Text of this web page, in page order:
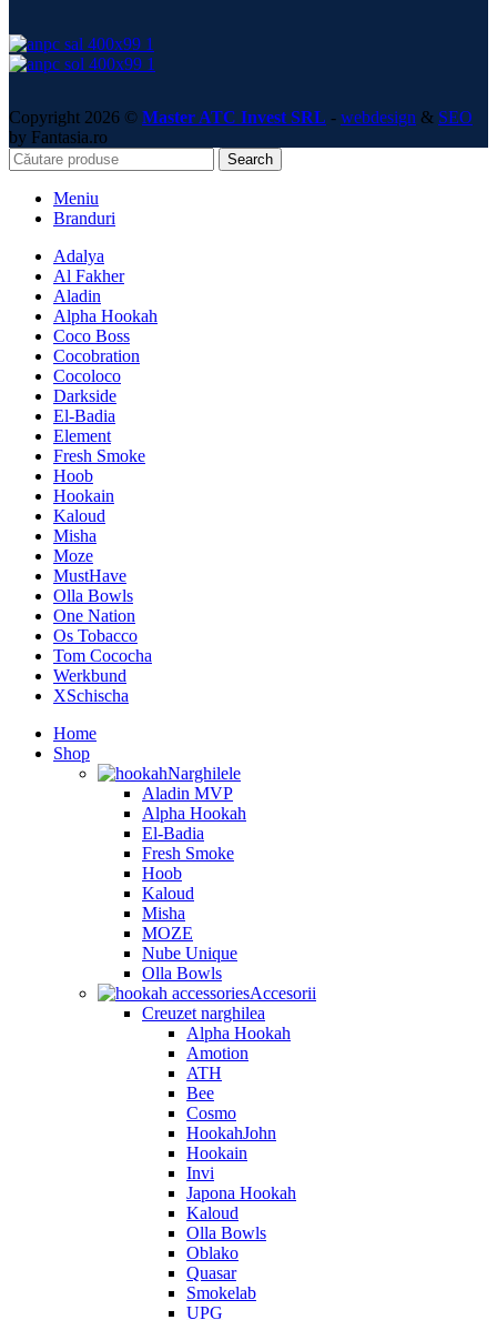
Copyright 2026 © Master ATC Invest SRL - webdesign & SEO
by Fantasia.ro
Search
Meniu
Branduri
Adalya
Al Fakher
Aladin
Alpha Hookah
Coco Boss
Cocobration
Cocoloco
Darkside
El-Badia
Element
Fresh Smoke
Hoob
Hookain
Kaloud
Misha
Moze
MustHave
Olla Bowls
One Nation
Os Tobacco
Tom Cococha
Werkbund
XSchischa
Home
Shop
Narghilele
Aladin MVP
Alpha Hookah
El-Badia
Fresh Smoke
Hoob
Kaloud
Misha
MOZE
Nube Unique
Olla Bowls
Accesorii
Creuzet narghilea
Alpha Hookah
Amotion
ATH
Bee
Cosmo
HookahJohn
Hookain
Invi
Japona Hookah
Kaloud
Olla Bowls
Oblako
Quasar
Smokelab
UPG